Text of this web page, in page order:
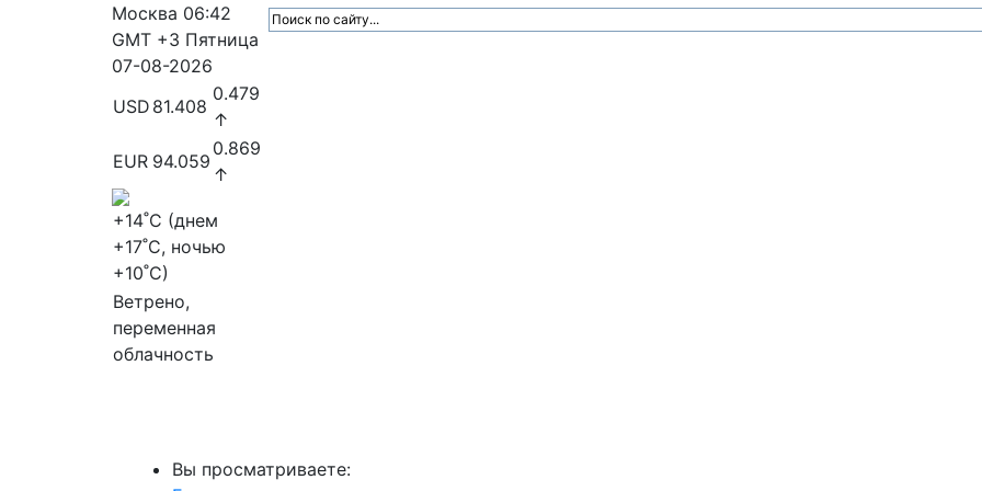
Москва 06:42
GMT +3 Пятница
07-08-2026
USD 81.408
0.479
↑
EUR 94.059
0.869
↑
+14˚C (днем
+17˚C, ночью
+10˚C)
Ветрено,
переменная
облачность
Вы просматриваете: